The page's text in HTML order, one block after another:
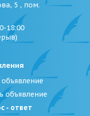
5 , пом.
18:00
объявление
объявление
- ответ